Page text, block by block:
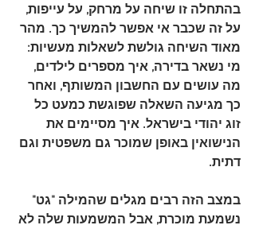
בהתחלה זו שיחה על מרחק, על עייפות,
על זה שכבר אי אפשר להמשיך כך. מהר
מאוד השיחה גולשת לשאלות מעשיות:
מי נשאר בדירה, איך מספרים לילדים,
מה עושים עם החשבון המשותף, ואחר
כך מגיעה השאלה שפוגשת כמעט כל
זוג יהודי בישראל. איך מסיימים את
הנישואין באופן שמוכר גם משפטית וגם
דתית.
במצב הזה רבים מגלים שהמילה "גט"
נשמעת מוכרת, אבל המשמעות שלה לא